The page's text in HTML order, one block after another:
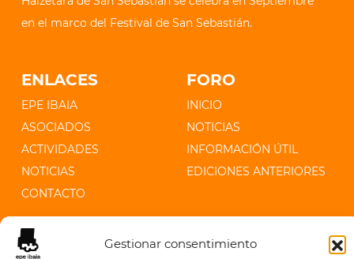
Gestionar consentimiento
en el marco del Festival de San Sebastián.
ENLACES
EPE IBAIA
ASOCIADOS
ACTIVIDADES
NOTICIAS
CONTACTO
FORO
INICIO
NOTICIAS
INFORMACIÓN ÚTIL
EDICIONES ANTERIORES
CONTACTO